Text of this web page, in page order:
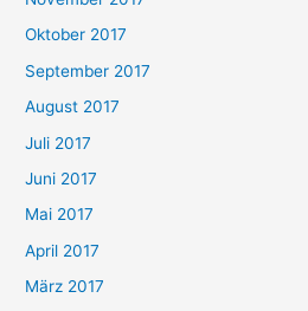
Oktober 2017
September 2017
August 2017
Juli 2017
Juni 2017
Mai 2017
April 2017
März 2017